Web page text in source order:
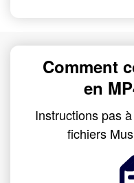
Comment
en
Instructions pas
fichiers